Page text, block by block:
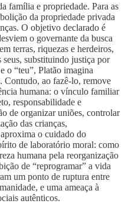
família e propriedade. Para as
da propriedade privada
O objetivo declarado é
o governante da busca
terras, riquezas e herdeiros,
seus, substituindo justiça por
o “teu”, Platão imagina
Contudo, ao fazê-lo, remove
humana: o vínculo familiar
responsabilidade e
de organizar uniões, controlar
das crianças,
o cuidado do
de laboratório moral: como
humana pela reorganização
de “reprogramar” a vida
um ponto de ruptura entre
e uma ameaça à
autênticos.